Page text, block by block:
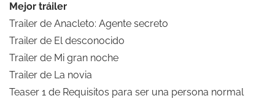
Mejor tráiler
Trailer de Anacleto: Agente secreto
Trailer de El desconocido
Trailer de Mi gran noche
Trailer de La novia
Teaser 1 de Requisitos para ser una persona normal